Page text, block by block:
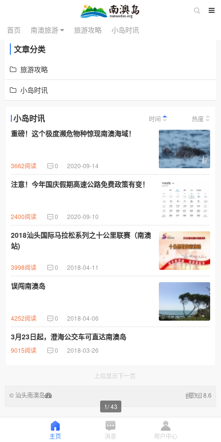
首页 南澳旅游 旅游攻略 小岛时讯
文章分类
旅游攻略
小岛时讯
小岛时讯 时间 热度
重磅！这个极度濒危物种惊现南澳海域！
3662阅读 0 2020-09-14
注意！今年国庆假期高速公路免费政策有变！
2400阅读 0 2020-09-10
2018汕头国际马拉松系列之十公里联赛（南澳
站)
3998阅读 0 2018-04-11
误闯南澳岛
4252阅读 0 2018-04-06
3月23日起，澄海公交车可直达南澳岛
9015阅读 0 2018-03-26
上拉显示下一页
1/43
© 汕头南澳岛 8.6
主页 消息 用户中心